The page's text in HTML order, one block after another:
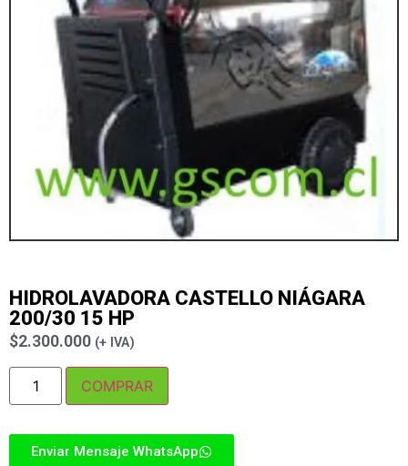
HIDROLAVADORA CASTELLO NIÁGARA
200/30 15 HP
$2.300.000 (+ IVA)
COMPRAR
Enviar Mensaje WhatsApp